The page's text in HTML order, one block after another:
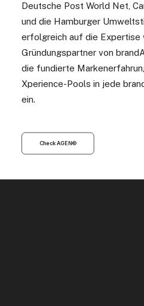
Deutsche Post World Net,
und die Hamburger
erfolgreich auf die Expertise
Gründungspartner von
die fundierte
Xperience-Pools in jede
ein.
Check AGEN©